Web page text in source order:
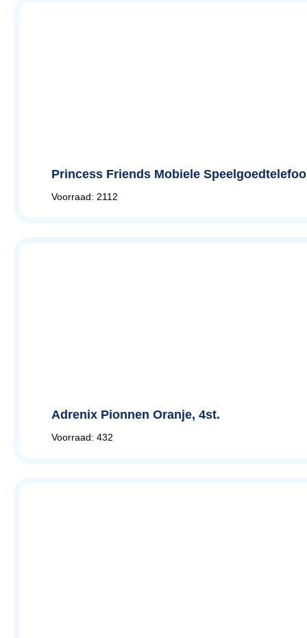
Princess Friends Mobiele
Voorraad: 2112
Adrenix Pionnen Oranje, 4st.
Voorraad: 432